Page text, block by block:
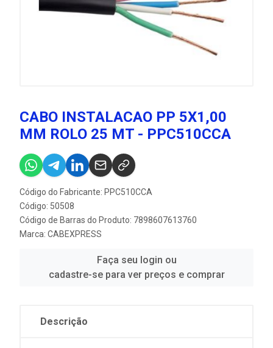
CABO INSTALACAO PP 5X1,00
MM ROLO 25 MT - PPC510CCA
Código do Fabricante: PPC510CCA
Código: 50508
Código de Barras do Produto: 7898607613760
Marca: CABEXPRESS
Faça seu login ou
cadastre-se para ver preços e comprar
Descrição